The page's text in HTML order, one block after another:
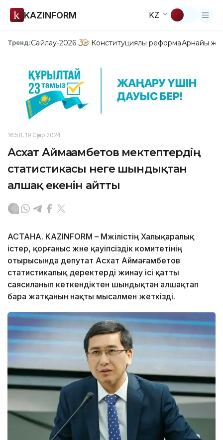
KAZINFORM KZ
Тренд:Сайлау-2026 Конституциялық реформаАрнайы
16:58, 19 Сәуір 2024
Асхат Аймағамбетов мектептердің
статистикасы неге шындықтан
алшақ екенін айтты
АСТАНА. KAZINFORM – Мәжілістің Халықаралық
істер, қорғаныс және қауіпсіздік комитетінің
отырысында депутат Асхат Аймағамбетов
статистикалық деректерді жинау ісі қатты
саясиланып кеткендіктен шындықтан алшақтап
бара жатқанын нақты мысалмен жеткізді.